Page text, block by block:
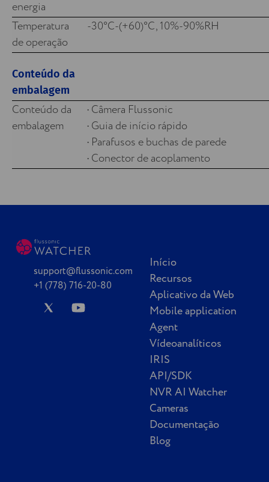
energia
Temperatura
de operação
-30°C-(+60)°C, 10%-90%RH
Conteúdo da
embalagem
Conteúdo da
embalagem
• Câmera Flussonic
• Guia de início rápido
• Parafusos e buchas de parede
• Conector de acoplamento
support@flussonic.com
+1 (778) 716-20-80
Início
Recursos
Aplicativo da Web
Mobile application
Agent
Vídeoanalíticos
IRIS
API/SDK
NVR AI Watcher
Cameras
Documentação
Blog